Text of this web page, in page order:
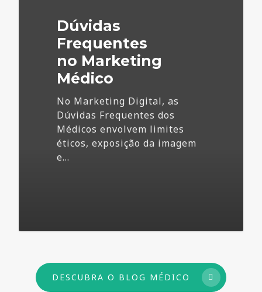
Dúvidas
Frequentes
no Marketing
Médico
No Marketing Digital, as
Dúvidas Frequentes dos
Médicos envolvem limites
éticos, exposição da imagem
e…
DESCUBRA O BLOG MÉDICO